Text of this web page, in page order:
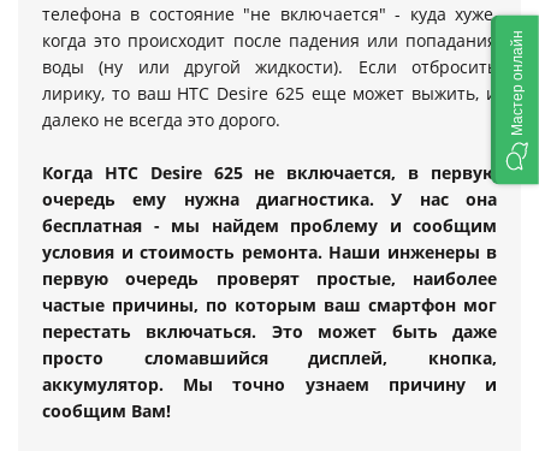
телефона в состояние "не включается" - куда хуже,
когда это происходит после падения или попадания
воды (ну или другой жидкости). Если отбросить
лирику, то ваш HTC Desire 625 еще может выжить, и
далеко не всегда это дорого.
Когда HTC Desire 625 не включается, в первую
очередь ему нужна диагностика. У нас она
бесплатная - мы найдем проблему и сообщим
условия и стоимость ремонта. Наши инженеры в
первую очередь проверят простые, наиболее
частые причины, по которым ваш смартфон мог
перестать включаться. Это может быть даже
просто сломавшийся дисплей, кнопка,
аккумулятор. Мы точно узнаем причину и
сообщим Вам!
Мастер онлайн